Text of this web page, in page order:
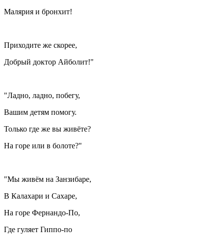
Малярия и бронхит!
Приходите же скорее,
Добрый доктор Айболит!"
"Ладно, ладно, побегу,
Вашим детям помогу.
Только где же вы живёте?
На горе или в болоте?"
"Мы живём на Занзибаре,
В Калахари и Сахаре,
На горе Фернандо-По,
Где гуляет Гиппо-по